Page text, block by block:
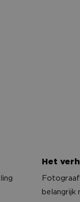
Het
belangrijk